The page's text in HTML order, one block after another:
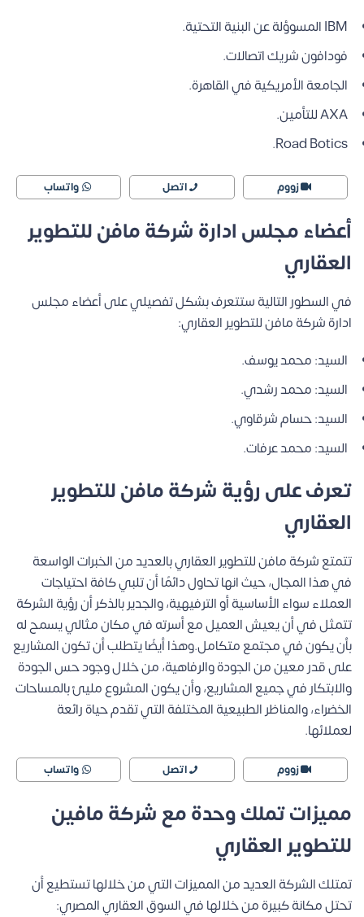
IBM المسوؤلة عن البنية التحتية.
فودافون شريك اتصالات.
الجامعة الأمريكية في القاهرة.
AXA للتأمين.
Road Botics.
زووم اتصل واتساب
أعضاء مجلس ادارة شركة مافن للتطوير
العقاري
في السطور التالية ستتعرف بشكل تفصيلي على أعضاء مجلس
ادارة شركة مافن للتطوير العقاري:
السيد: محمد يوسف.
السيد: محمد رشدي.
السيد: حسام شرقاوي.
السيد: محمد عرفات.
تعرف على رؤية شركة مافن للتطوير
العقاري
تتمتع شركة مافن للتطوير العقاري بالعديد من الخبرات الواسعة
في هذا المجال، حيث انها تحاول دائمًا أن تلبي كافة احتياجات
العملاء سواء الأساسية أو الترفيهية، والجدير بالذكر أن رؤية الشركة
تتمثل في أن يعيش العميل مع أسرته في مكان مثالي يسمح له
بأن يكون في مجتمع متكامل.وهذا أيضًا يتطلب أن تكون المشاريع
على قدر معين من الجودة والرفاهية، من خلال وجود حس الجودة
والابتكار في جميع المشاريع، وأن يكون المشروع مليئ بالمساحات
الخضراء، والمناظر الطبيعية المختلفة التي تقدم حياة رائعة
لعملائها.
زووم اتصل واتساب
مميزات تملك وحدة مع شركة مافين
للتطوير العقاري
تمتلك الشركة العديد من المميزات التي من خلالها تستطيع أن
تحتل مكانة كبيرة من خلالها في السوق العقاري المصري: